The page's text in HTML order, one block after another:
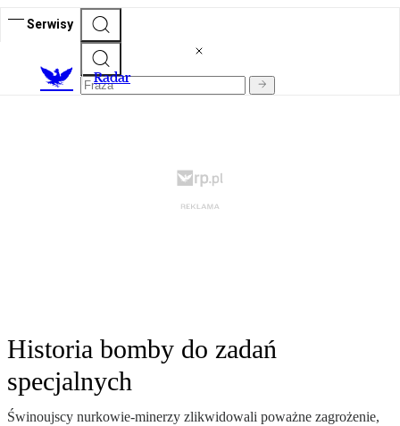
Serwisy
Radar
Historia bomby do zadań
specjalnych
Świnoujscy nurkowie-minerzy zlikwidowali poważne zagrożenie,